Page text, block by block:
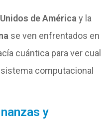
de América y la
se ven enfrentados en
cuántica para ver cual
computacional
y